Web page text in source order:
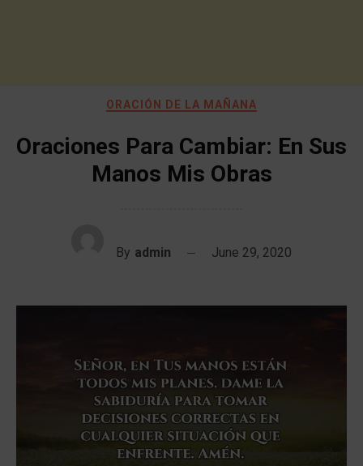
ORACIÓN DE LA MAÑANA
Oraciones Para Cambiar: En Sus
Manos Mis Obras
By admin June 29, 2020